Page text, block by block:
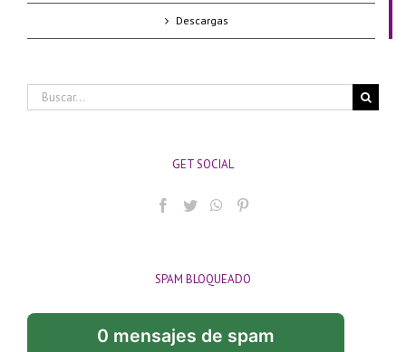
Descargas
Buscar:
GET SOCIAL
SPAM BLOQUEADO
0 mensajes de spam